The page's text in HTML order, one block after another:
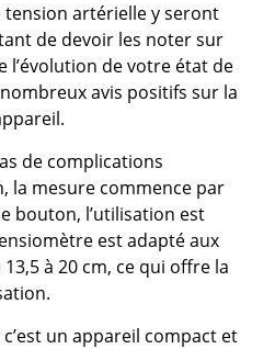
artérielle y seront
de devoir les noter sur
l’évolution de votre état de
avis positifs sur la
de complications
la mesure commence par
bouton, l’utilisation est
est adapté aux
à 20 cm, ce qui offre la
c’est un appareil compact et